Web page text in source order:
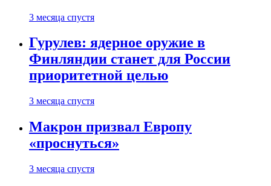
3 месяца спустя
Гурулев: ядерное оружие в
Финляндии станет для России
приоритетной целью
3 месяца спустя
Макрон призвал Европу
«проснуться»
3 месяца спустя